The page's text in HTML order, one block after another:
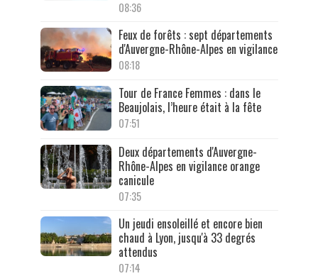
08:36
Feux de forêts : sept départements
d'Auvergne-Rhône-Alpes en vigilance
08:18
Tour de France Femmes : dans le
Beaujolais, l’heure était à la fête
07:51
Deux départements d'Auvergne-
Rhône-Alpes en vigilance orange
canicule
07:35
Un jeudi ensoleillé et encore bien
chaud à Lyon, jusqu'à 33 degrés
attendus
07:14